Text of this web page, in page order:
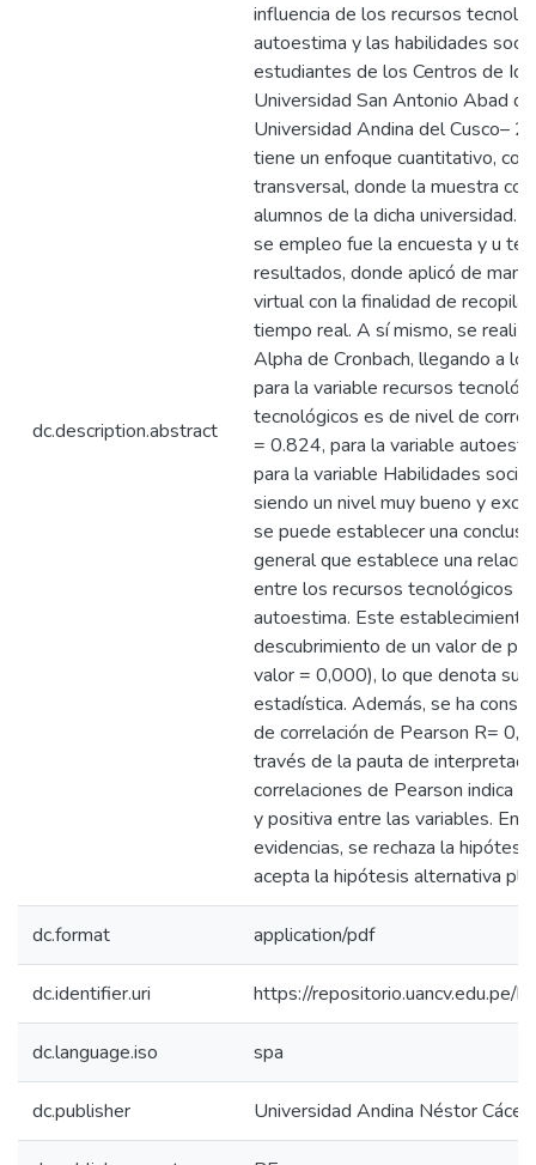
dc.description.abstract
influencia de los recursos
autoestima y las habilidades
estudiantes de los Centros de
Universidad San Antonio Abad
Universidad Andina del Cusco–
tiene un enfoque cuantitativo,
transversal, donde la muestra
alumnos de la dicha universidad.
se empleo fue la encuesta y u
resultados, donde aplicó de
virtual con la finalidad de
tiempo real. A sí mismo, se
Alpha de Cronbach, llegando a
para la variable recursos
tecnológicos es de nivel de
= 0.824, para la variable
para la variable Habilidades
siendo un nivel muy bueno y
se puede establecer una
general que establece una
entre los recursos tecnológicos y
autoestima. Este
descubrimiento de un valor de p
valor = 0,000), lo que denota su
estadística. Además, se ha
de correlación de Pearson R=
través de la pauta de
correlaciones de Pearson indica
y positiva entre las variables. En
evidencias, se rechaza la
acepta la hipótesis alternativa
dc.format application/pdf
dc.identifier.uri https://repositorio.uancv.edu.pe/
dc.language.iso spa
dc.publisher Universidad Andina Néstor